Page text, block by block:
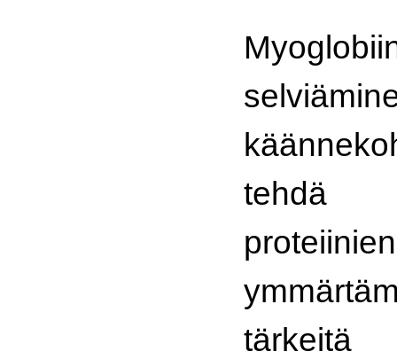
tehdä
tärkeitä